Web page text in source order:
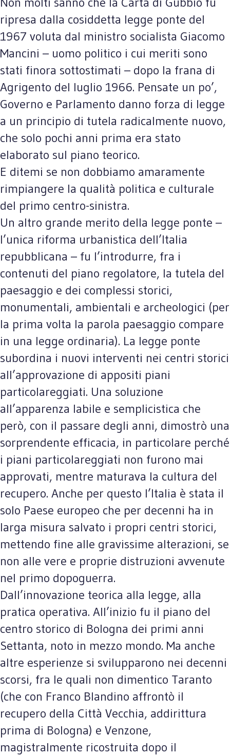
ripresa dalla cosiddetta legge ponte del
1967 voluta dal ministro socialista Giacomo
Mancini – uomo politico i cui meriti sono
stati finora sottostimati – dopo la frana di
Agrigento del luglio 1966. Pensate un po’,
Governo e Parlamento danno forza di legge
a un principio di tutela radicalmente nuovo,
che solo pochi anni prima era stato
elaborato sul piano teorico.
E ditemi se non dobbiamo amaramente
rimpiangere la qualità politica e culturale
del primo centro-sinistra.
Un altro grande merito della legge ponte –
l’unica riforma urbanistica dell’Italia
repubblicana – fu l’introdurre, fra i
contenuti del piano regolatore, la tutela del
paesaggio e dei complessi storici,
monumentali, ambientali e archeologici (per
la prima volta la parola paesaggio compare
in una legge ordinaria). La legge ponte
subordina i nuovi interventi nei centri storici
all’approvazione di appositi piani
particolareggiati. Una soluzione
all’apparenza labile e semplicistica che
però, con il passare degli anni, dimostrò una
sorprendente efficacia, in particolare perché
i piani particolareggiati non furono mai
approvati, mentre maturava la cultura del
recupero. Anche per questo l’Italia è stata il
solo Paese europeo che per decenni ha in
larga misura salvato i propri centri storici,
mettendo fine alle gravissime alterazioni, se
non alle vere e proprie distruzioni avvenute
nel primo dopoguerra.
Dall’innovazione teorica alla legge, alla
pratica operativa. All’inizio fu il piano del
centro storico di Bologna dei primi anni
Settanta, noto in mezzo mondo. Ma anche
altre esperienze si svilupparono nei decenni
scorsi, fra le quali non dimentico Taranto
(che con Franco Blandino affrontò il
recupero della Città Vecchia, addirittura
prima di Bologna) e Venzone,
magistralmente ricostruita dopo il